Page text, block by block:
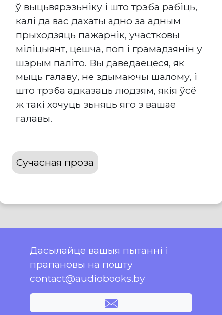
ў выцьвярэзьніку і што трэба рабіць,
калі да вас дахаты адно за адным
прыходзяць пажарнік, участковы
міліцыянт, цешча, поп і грамадзянін у
шэрым паліто. Вы даведаецеся, як
мыць галаву, не здымаючы шалому, і
што трэба адказаць людзям, якія ўсё
ж такі хочуць зьняць яго з вашае
галавы.
Сучасная проза
Дасылайце вашыя пытанні і
прапановы на пошту
contact@audiobooks.by